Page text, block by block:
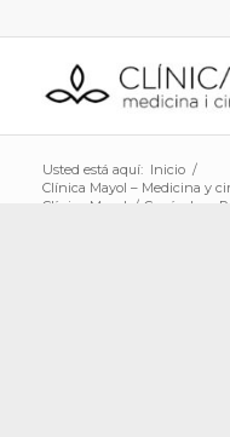
Usted está aquí: Inicio /
Clínica Mayol – Medicina y
Clínica Mayol
/ Currículum